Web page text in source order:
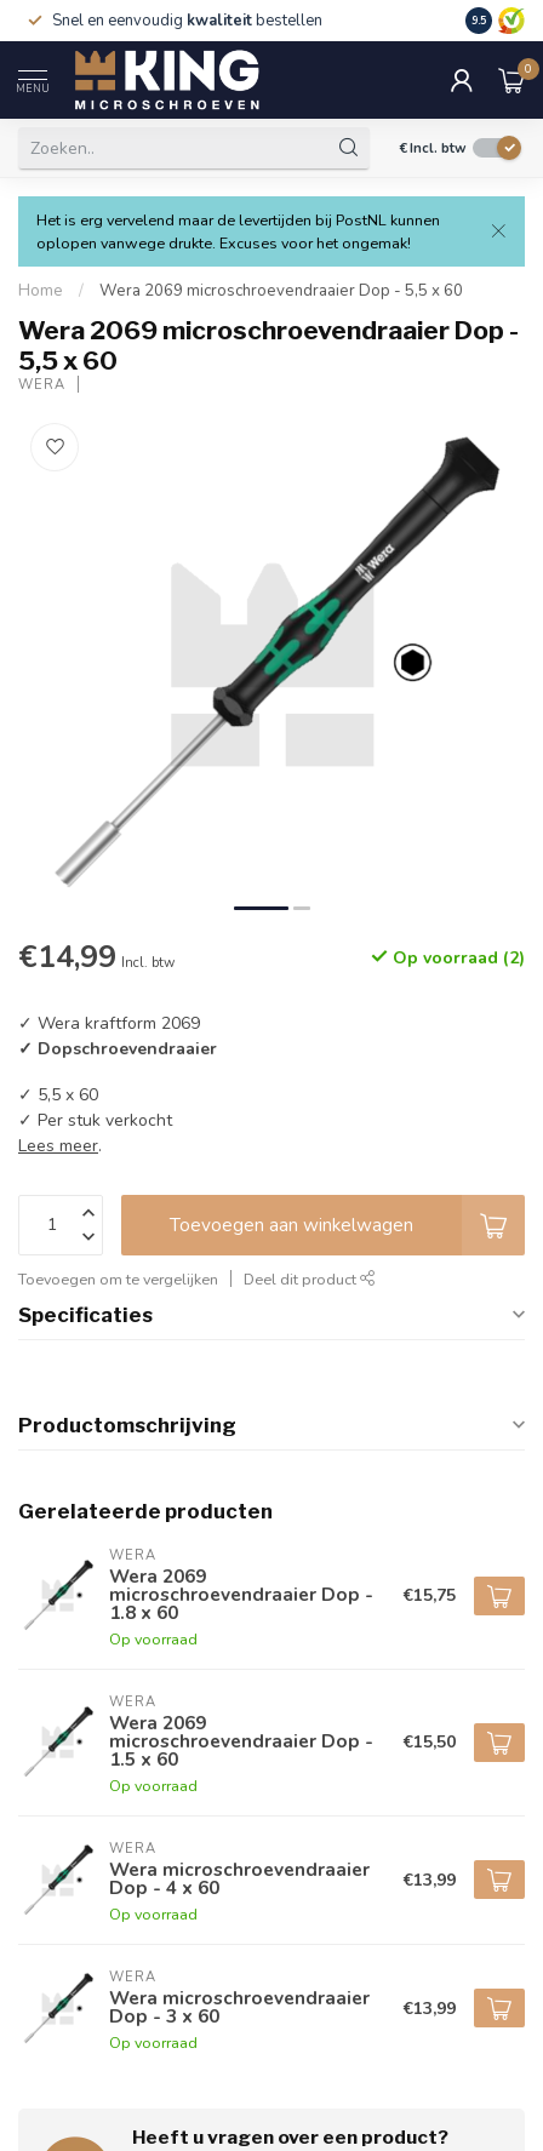
Snel en eenvoudig kwaliteitbestellen 9.5
MENU
0
€Incl. btw
Het is erg vervelend maar de levertijden bij PostNL kunnen
oplopen vanwege drukte. Excuses voor het ongemak!
Home / Wera 2069 microschroevendraaier Dop - 5,5 x 60
Wera 2069 microschroevendraaier Dop -
5,5 x 60
WERA
€14,99 Incl. btw Op voorraad (2)
✓ Wera kraftform 2069
✓ Dopschroevendraaier
✓ 5,5 x 60
✓ Per stuk verkocht
Lees meer.
Toevoegen aan winkelwagen
Toevoegen om te vergelijken Deel dit product
Specificaties
Productomschrijving
Gerelateerde producten
WERA
Wera 2069
microschroevendraaier Dop -
1.8 x 60
Op voorraad
€15,75
WERA
Wera 2069
microschroevendraaier Dop -
1.5 x 60
Op voorraad
€15,50
WERA
Wera microschroevendraaier
Dop - 4 x 60
Op voorraad
€13,99
WERA
Wera microschroevendraaier
Dop - 3 x 60
Op voorraad
€13,99
Heeft u vragen over een product?